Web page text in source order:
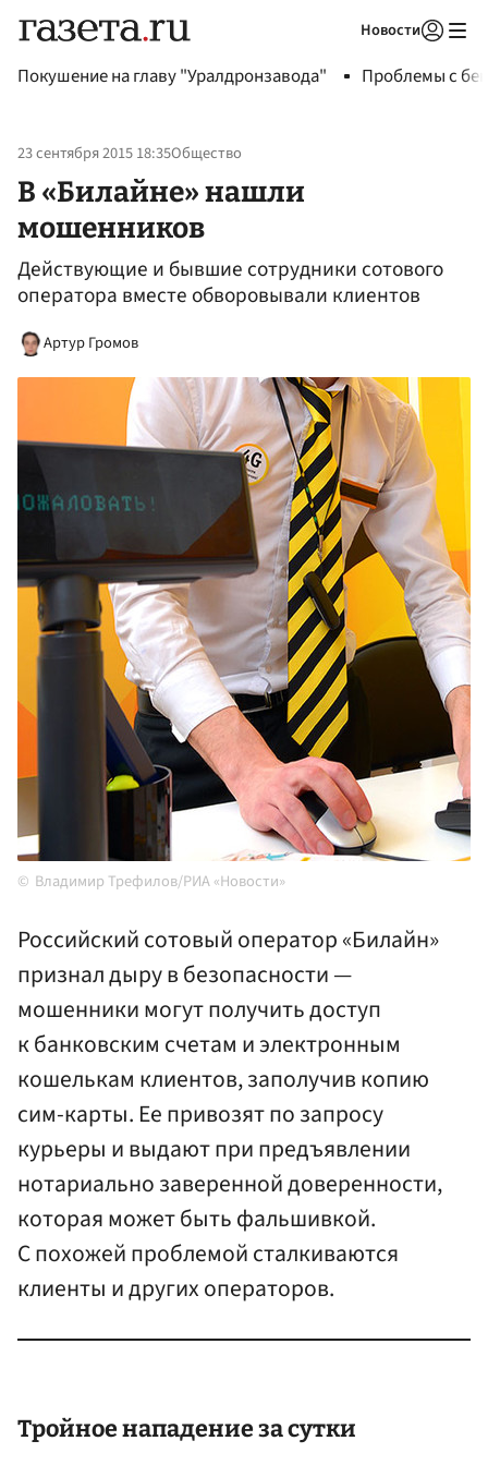
Новости
Покушение на главу "Уралдронзавода" Проблемы с
23 сентября 2015 18:35Общество
В «Билайне» нашли
мошенников
Действующие и бывшие сотрудники сотового
оператора вместе обворовывали клиентов
Артур Громов
Владимир Трефилов/РИА «Новости»
Российский сотовый оператор «Билайн»
признал дыру в безопасности —
мошенники могут получить доступ
к банковским счетам и электронным
кошелькам клиентов, заполучив копию
сим-карты. Ее привозят по запросу
курьеры и выдают при предъявлении
нотариально заверенной доверенности,
которая может быть фальшивкой.
С похожей проблемой сталкиваются
клиенты и других операторов.
Тройное нападение за сутки